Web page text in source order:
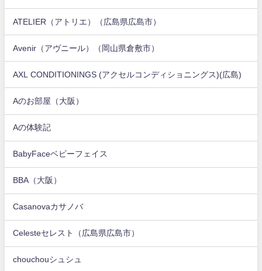
ATELIER（アトリエ）（広島県広島市）
Avenir（アヴニール）（岡山県倉敷市）
AXL CONDITIONINGS (アクセルコンディショニングス)(広島)
Aのお部屋（大阪）
Aの体験記
BabyFaceベビーフェイス
BBA（大阪）
Casanovaカサノバ
Celesteセレスト（広島県広島市）
chouchouシュシュ